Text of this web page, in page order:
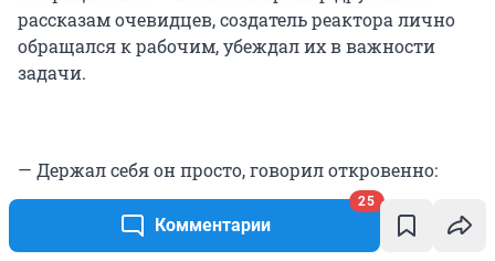
Комментарии
25
рассказам очевидцев, создатель реактора лично
обращался к рабочим, убеждал их в важности
задачи.
— Держал себя он просто, говорил откровенно:
«Ребята, случилась беда. Но вы же судостроители!
Надо помочь быстро провести дезактивацию. Мы
должны с вами во что бы то ни стало вовремя